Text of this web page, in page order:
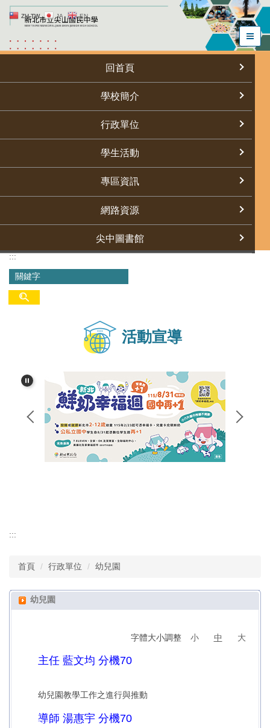
跳
到
要
區
ZH-TW JA EN
回首頁
學校簡介
行政單位
學生活動
專區資訊
網路資源
尖中圖書館
:::
活動宣導
:::
首頁 行政單位 幼兒園
幼兒園
字體大小調整 小 中 大
主任 藍文均 分機70
幼兒園教學工作之進行與推動
導師 湯惠宇 分機70